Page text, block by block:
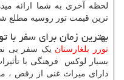
لحظه آخری به شما ارائه
ترین قیمت تور روسیه مطلع
بهترین زمان برای سفر با
تورر بلغارستان یک سفر بی
بسیار لوکس فرهنگی با
دارای میراث غنی از رقص ،